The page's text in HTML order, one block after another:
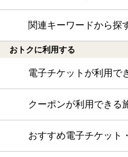
関連キーワードから探
おトクに利用する
電子チケットが利用で
クーポンが利用できる
おすすめ電子チケット